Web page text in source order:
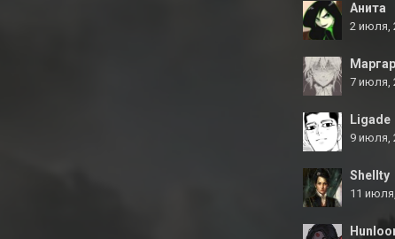
Анита
2 июля,
7 июля,
Ligade
9 июля,
Shellty
11